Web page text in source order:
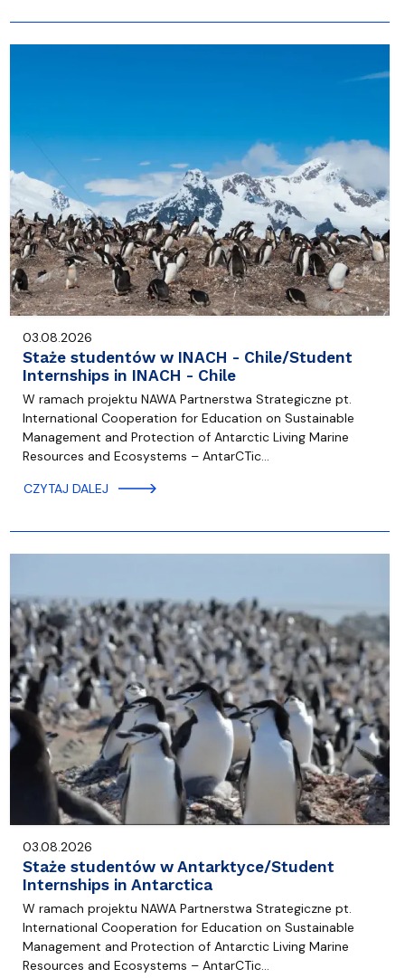
03.08.2026
Staże studentów w INACH - Chile/Student
Internships in INACH - Chile
W ramach projektu NAWA Partnerstwa Strategiczne pt.
International Cooperation for Education on Sustainable
Management and Protection of Antarctic Living Marine
Resources and Ecosystems – AntarCTic…
CZYTAJ DALEJ
03.08.2026
Staże studentów w Antarktyce/Student
Internships in Antarctica
W ramach projektu NAWA Partnerstwa Strategiczne pt.
International Cooperation for Education on Sustainable
Management and Protection of Antarctic Living Marine
Resources and Ecosystems – AntarCTic…